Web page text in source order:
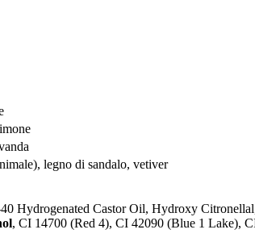
legno di sandalo, vetiver
40 Hydrogenated Castor Oil, Hydroxy
, CI 14700 (Red 4), CI 42090 (Blue 1 Lake),